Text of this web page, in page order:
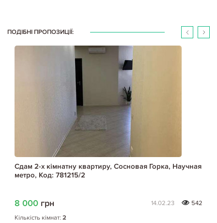
ПОДІБНІ ПРОПОЗИЦІЇ:
Сдам 2-х кімнатну квартиру, Сосновая Горка, Научная
метро, Код: 781215/2
8 000 грн 14.02.23
542
Кількість кімнат: 2